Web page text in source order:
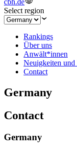
cbh.de
Select region
Rankings
Über uns
Anwält*innen
Neuigkeiten
Contact
Germany
Contact
Germany